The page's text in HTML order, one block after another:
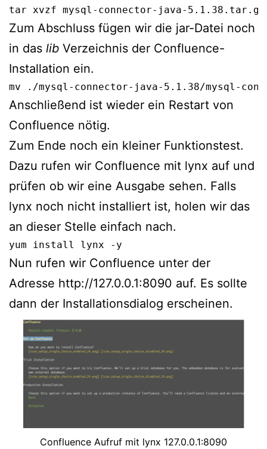
tar xvzf mysql-connector-java-5.1.38.tar.gz
Zum Abschluss fügen wir die jar-Datei noch
in das lib Verzeichnis der Confluence-
Installation ein.
mv ./mysql-connector-java-5.1.38/mysql-
Anschließend ist wieder ein Restart von
Confluence nötig.
Zum Ende noch ein kleiner Funktionstest.
Dazu rufen wir Confluence mit lynx auf und
prüfen ob wir eine Ausgabe sehen. Falls
lynx noch nicht installiert ist, holen wir das
an dieser Stelle einfach nach.
yum install lynx -y
Nun rufen wir Confluence unter der
Adresse http://127.0.0.1:8090 auf. Es sollte
dann der Installationsdialog erscheinen.
Confluence Aufruf mit lynx 127.0.0.1:8090